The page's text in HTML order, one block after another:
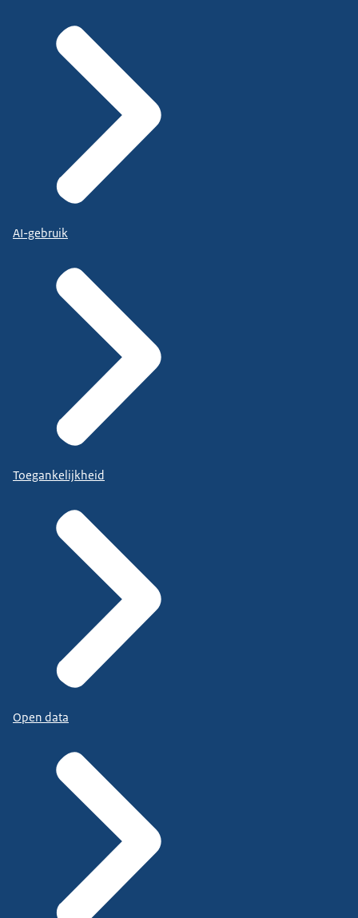
AI-gebruik
Toegankelijkheid
Open data